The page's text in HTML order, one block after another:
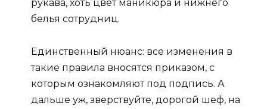
рукава, хоть цвет маникюра и нижнего
белья сотрудниц.
Единственный нюанс: все изменения в
такие правила вносятся приказом, с
которым ознакомляют под подпись. А
дальше уж, зверствуйте, дорогой шеф, на